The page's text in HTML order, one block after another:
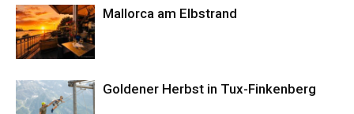
Mallorca am Elbstrand
Goldener Herbst in Tux-Finkenberg